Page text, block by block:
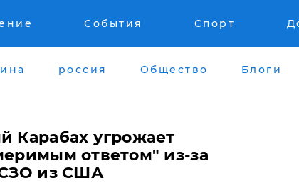
События Спорт
россия Общество Блоги
Карабах угрожает
ответом" из-за
из США